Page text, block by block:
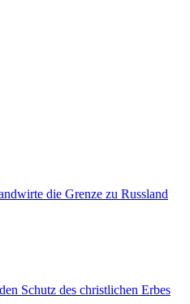
die Grenze zu Russland
Schutz des christlichen Erbes